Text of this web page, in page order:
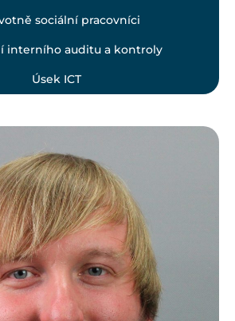
sociální pracovníci
interního auditu a kontroly
Úsek ICT